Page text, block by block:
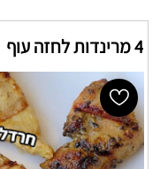
4 מרינדות לחזה עוף